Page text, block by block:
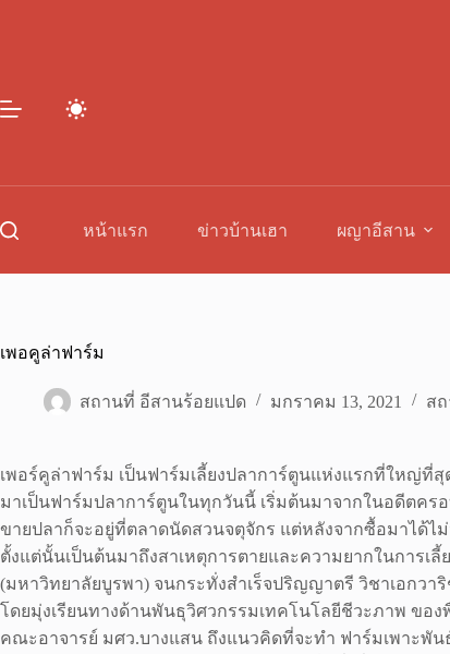
หน้าแรก ข่าวบ้านเฮา ผญาอีสาน
เพอคูล่าฟาร์ม
สถานที่ อีสานร้อยแปด มกราคม 13, 2021 ส
เพอร์คูล่าฟาร์ม เป็นฟาร์มเลี้ยงปลาการ์ตูนแห่งแรกที่ใหญ่
มาเป็นฟาร์มปลาการ์ตูนในทุกวันนี้ เริ่มต้นมาจากในอดีตค
ขายปลาก็จะอยู่ที่ตลาดนัดสวนจตุจักร แต่หลังจากซื้อมาได้ไ
ตั้งแต่นั้นเป็นต้นมาถึงสาเหตุการตายและความยากในการเ
(มหาวิทยาลัยบูรพา) จนกระทั่งสำเร็จปริญญาตรี วิชาเอกวา
โดยมุ่งเรียนทางด้านพันธุวิศวกรรมเทคโนโลยีชีวะภาพ ขอ
คณะอาจารย์ มศว.บางแสน ถึงแนวคิดที่จะทำ ฟาร์มเพาะพั